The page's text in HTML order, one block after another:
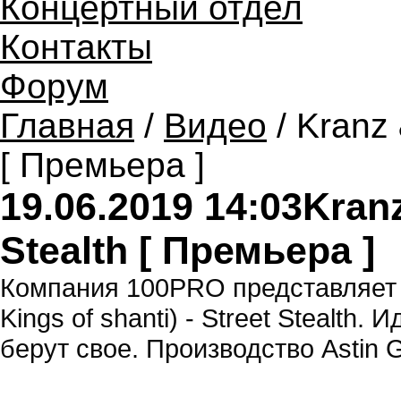
Контакты
Форум
Главная / Видео / Kranz
[ Премьера ]
19.06.2019 14:03
Stealth [ Премьера ]
Компания 100PRO
Kings of shanti) - Street Stealth.
берут свое. Производство Astin